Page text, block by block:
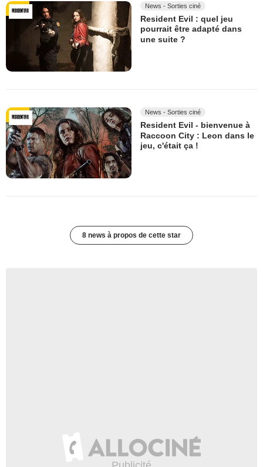
News - Sorties ciné
Resident Evil : quel jeu
pourrait être adapté dans
une suite ?
News - Sorties ciné
Resident Evil - bienvenue à
Raccoon City : Leon dans le
jeu, c'était ça !
8 news à propos de cette star